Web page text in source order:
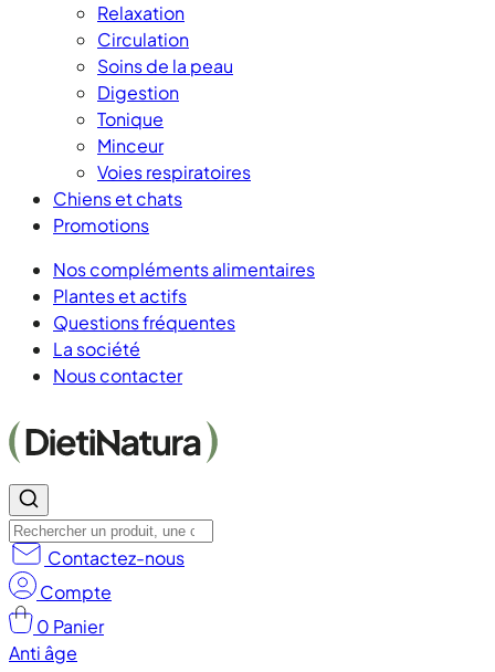
Relaxation
Circulation
Soins de la peau
Digestion
Tonique
Minceur
Voies respiratoires
Chiens et chats
Promotions
Nos compléments alimentaires
Plantes et actifs
Questions fréquentes
La société
Nous contacter
Contactez-nous
Compte
0 Panier
Anti âge